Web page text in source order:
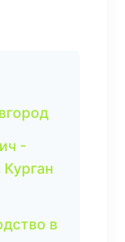
-
в